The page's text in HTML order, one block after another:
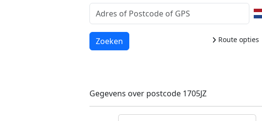
Route opties
Laden...
Zoeken
Gegevens over postcode 1705JZ